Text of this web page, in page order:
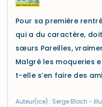
Pour sa première
qui a du caractère,
sœurs Pareilles,
Malgré les moqueries
t-elle s’en faire des
Auteur(ice) : Serge Bloch -